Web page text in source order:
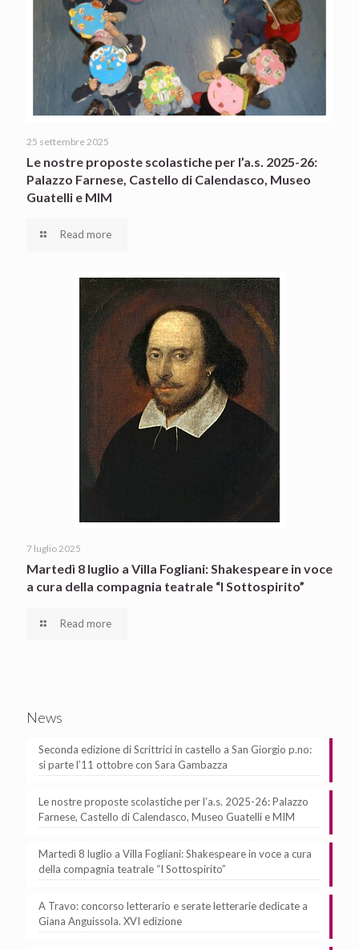
25 settembre 2025
Le nostre proposte scolastiche per l’a.s. 2025-26:
Palazzo Farnese, Castello di Calendasco, Museo
Guatelli e MIM
Read more
7 luglio 2025
Martedì 8 luglio a Villa Fogliani: Shakespeare in voce
a cura della compagnia teatrale “I Sottospirito”
Read more
News
Seconda edizione di Scrittrici in castello a San Giorgio p.no:
si parte l’11 ottobre con Sara Gambazza
Le nostre proposte scolastiche per l’a.s. 2025-26: Palazzo
Farnese, Castello di Calendasco, Museo Guatelli e MIM
Martedì 8 luglio a Villa Fogliani: Shakespeare in voce a cura
della compagnia teatrale “I Sottospirito”
A Travo: concorso letterario e serate letterarie dedicate a
Giana Anguissola. XVI edizione